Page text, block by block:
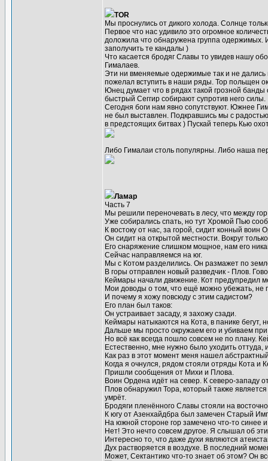
TOR
Мы проснулись от дикого холода. Солнце
Первое что нас удивило это огромное
доложила что обнаружена группа одержимых.
заполучить те кандалы )
Что касается бродяг Славы то увидев нашу
Гималаев.
Эти ни вменяемые одержимые так и не дались
пожелал вступить в наши ряды. Тор польщен
Юнец думает что в рядах такой грозной
быстрый Сеггир собирают супротив него силы.
Сегодня боги нам явно сопутствуют. Южнее
не был выставлен. Подкравшись мы с
в предстоящих битвах ) Пускай теперь Кью
Либо Гималаи столь популярны. Либо наша
Ламар
Часть 7
Мы решили переночевать в лесу, что между
Уже собирались спать, но тут Хромой Пью
К востоку от нас, за горой, сидит конный
Он сидит на открытой местности. Вокруг
Его снаряжение слишком мощное, нам его
Сейчас направляемся на юг.
Мы с Котом разделились. Он размажет по
В горы отправлен новый разведчик - Плов.
Кеймары начали движение. Кот предупредил
Мои доводы о том, что ещё можно убежать, не
И почему я хожу повсюду с этим садистом?
Его план был таков:
Он устраивает засаду, я захожу сзади.
Кеймары натыкаются на Кота, в панике бегут,
Дальше мы просто окружаем его и убиваем
Но всё как всегда пошло совсем не по плану.
Естественно, мне нужно было уходить оттуда,
Как раз в этот момент меня нашел
Когда я очнулся, рядом стояли отряды Кота
Пришли сообщения от Михи и Плова.
Воин Ордена идёт на север. К северо-западу
Плов обнаружил Тора, который также
умрёт.
Бродяги пленённого Славы стояли на
К югу от Азенхайдбра был замечен Старый
На южной стороне гор замечено что-то синее
Нет! Это нечто совсем другое. Я слышал об
Интересно то, что даже духи являются
Дух растворяется в воздухе. В последний
Может, Сектантико что-то знает об этом? Он